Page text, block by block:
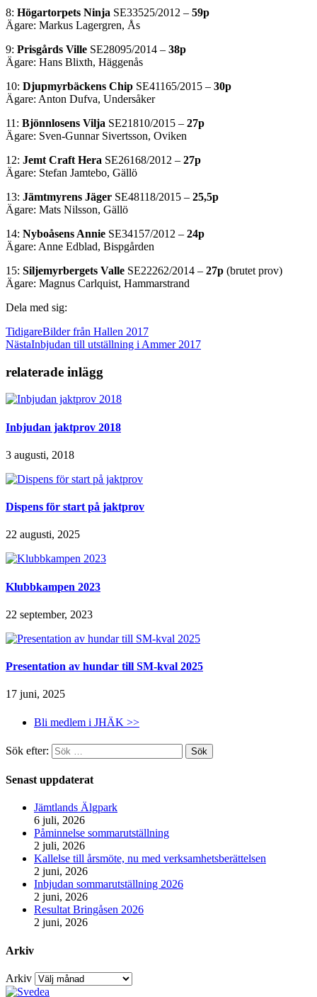
8: Högartorpets Ninja SE33525/2012 – 59p
Ägare: Markus Lagergren, Ås
9: Prisgårds Ville SE28095/2014 – 38p
Ägare: Hans Blixth, Häggenås
10: Djupmyrbäckens Chip SE41165/2015 – 30p
Ägare: Anton Dufva, Undersåker
11: Bjönnlosens Vilja SE21810/2015 – 27p
Ägare: Sven-Gunnar Sivertsson, Oviken
12: Jemt Craft Hera SE26168/2012 – 27p
Ägare: Stefan Jamtebo, Gällö
13: Jämtmyrens Jäger SE48118/2015 – 25,5p
Ägare: Mats Nilsson, Gällö
14: Nyboåsens Annie SE34157/2012 – 24p
Ägare: Anne Edblad, Bispgården
15: Siljemyrbergets Valle SE22262/2014 – 27p (brutet prov)
Ägare: Magnus Carlquist, Hammarstrand
Dela med sig:
TidigareBilder från Hallen 2017
NästaInbjudan till utställning i Ammer 2017
relaterade inlägg
Inbjudan jaktprov 2018
3 augusti, 2018
Dispens för start på jaktprov
22 augusti, 2025
Klubbkampen 2023
22 september, 2023
Presentation av hundar till SM-kval 2025
17 juni, 2025
Bli medlem i JHÄK >>
Sök efter:
Senast uppdaterat
Jämtlands Älgpark
6 juli, 2026
Påminnelse sommarutställning
2 juli, 2026
Kallelse till årsmöte, nu med verksamhetsberättelsen
2 juni, 2026
Inbjudan sommarutställning 2026
2 juni, 2026
Resultat Bringåsen 2026
2 juni, 2026
Arkiv
Arkiv